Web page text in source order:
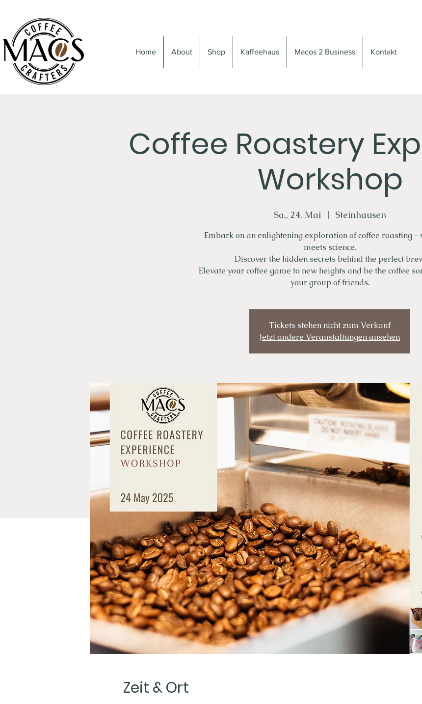
Home About Shop Kaffeehaus Macos 2 Business Kontakt
Coffee Roastery
Workshop
Sa., 24. Mai
  |
Steinhausen
Embark on an enlightening exploration of coffee roasting –
meets science.
Discover the hidden secrets behind the perfect
Elevate your coffee game to new heights and be the coffee
your group of friends.
Tickets stehen nicht zum Verkauf
Jetzt andere Veranstaltungen ansehen
Zeit & Ort